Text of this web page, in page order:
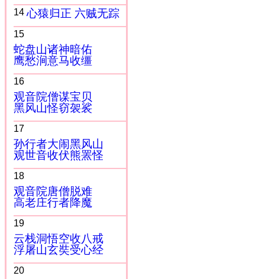
14 心猿归正 六贼无踪
15
蛇盘山诸神暗佑
鹰愁涧意马收缰
16
观音院僧谋宝贝
黑风山怪窃袈裟
17
孙行者大闹黑风山
观世音收伏熊罴怪
18
观音院唐僧脱难
高老庄行者降魔
19
云栈洞悟空收八戒
浮屠山玄奘受心经
20